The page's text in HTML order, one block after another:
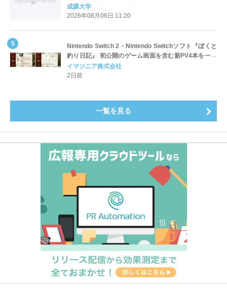
全国第1位を獲得！～実就職率は26.5%（前年比＋
4.3pt）に伸長、東京の私立大学でも10位にランクイン
成蹊大学
2026年08月06日 11:20
Nintendo Switch 2・Nintendo Switchソフト『ぼくと
釣り日記』 初公開のゲーム画面を含む新PV4本を一挙
公開！
イマジニア株式会社
2日前
一覧を見る